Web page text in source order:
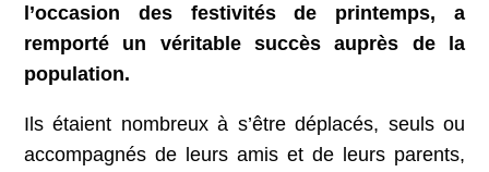
l’occasion des festivités de printemps, a
remporté un véritable succès auprès de la
population.
Ils étaient nombreux à s’être déplacés, seuls ou
accompagnés de leurs amis et de leurs parents,